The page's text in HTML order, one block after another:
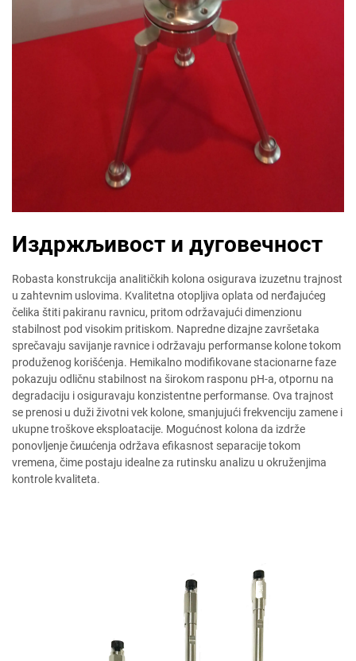
Издржљивост и дуговечност
Robasta konstrukcija analitičkih kolona osigurava izuzetnu trajnost
u zahtevnim uslovima. Kvalitetna otopljiva oplata od nerđajućeg
čelika štiti pakiranu ravnicu, pritom održavajući dimenzionu
stabilnost pod visokim pritiskom. Napredne dizajne završetaka
sprečavaju savijanje ravnice i održavaju performanse kolone tokom
produženog korišćenja. Hemikalno modifikovane stacionarne faze
pokazuju odličnu stabilnost na širokom rasponu pH-a, otpornu na
degradaciju i osiguravaju konzistentne performanse. Ova trajnost
se prenosi u duži životni vek kolone, smanjujući frekvenciju zamene i
ukupne troškove eksploatacije. Mogućnost kolona da izdrže
ponovljenje čишćenja održava efikasnost separacije tokom
vremena, čime postaju idealne za rutinsku analizu u okruženjima
kontrole kvaliteta.